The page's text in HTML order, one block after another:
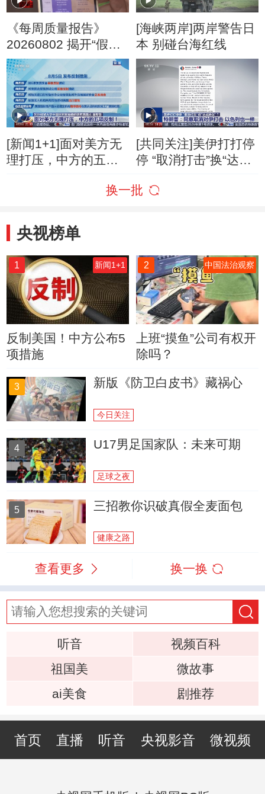
《每周质量报告》
20260802 揭开“假洋
牌”的真面目
[海峡两岸]两岸警告日
本 别碰台海红线
[新闻1+1]面对美方无
理打压，中方的五项
[共同关注]美伊打打停
停 “取消打击”换“达成
取消对伊打击 以色列
换一批
央视榜单
1 新闻1+1
反制美国！中方公布5
项措施
2 中国法治观察
上班“摸鱼”公司有权开
除吗？
3 新版《防卫白皮书》藏祸心
今日关注
4 U17男足国家队：未来可期
足球之夜
5 三招教你识破真假全麦面包
健康之路
查看更多 换一换
听音
视频百科
祖国美
微故事
ai美食
剧推荐
首页 直播 听音 央视影音 微视频